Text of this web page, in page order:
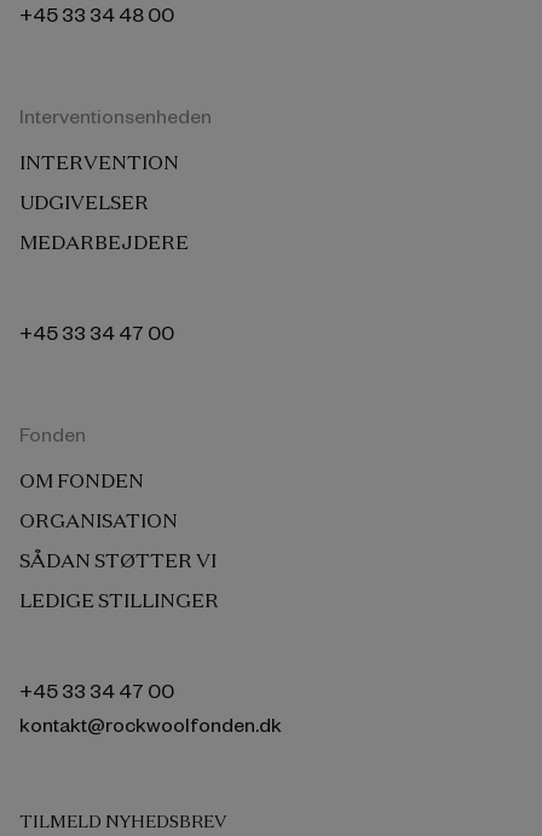
+45 33 34 48 00
Interventionsenheden
INTERVENTION
UDGIVELSER
MEDARBEJDERE
+45 33 34 47 00
Fonden
OM FONDEN
ORGANISATION
SÅDAN STØTTER VI
LEDIGE STILLINGER
+45 33 34 47 00
kontakt@rockwoolfonden.dk
TILMELD NYHEDSBREV